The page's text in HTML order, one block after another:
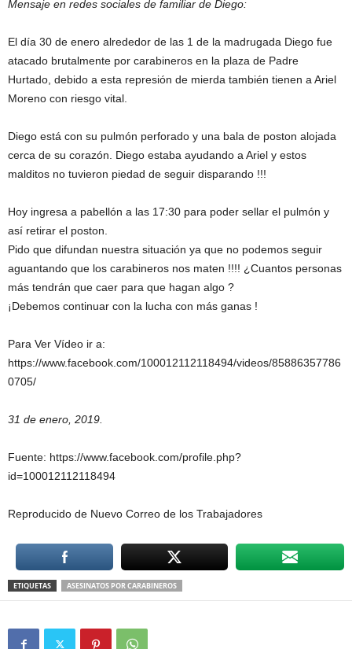
Mensaje en redes sociales de familiar de Diego:
El día 30 de enero alrededor de las 1 de la madrugada Diego fue
atacado brutalmente por carabineros en la plaza de Padre
Hurtado, debido a esta represión de mierda también tienen a Ariel
Moreno con riesgo vital.
Diego está con su pulmón perforado y una bala de poston alojada
cerca de su corazón. Diego estaba ayudando a Ariel y estos
malditos no tuvieron piedad de seguir disparando !!!
Hoy ingresa a pabellón a las 17:30 para poder sellar el pulmón y
así retirar el poston.
Pido que difundan nuestra situación ya que no podemos seguir
aguantando que los carabineros nos maten !!!! ¿Cuantos personas
más tendrán que caer para que hagan algo ?
¡Debemos continuar con la lucha con más ganas !
Para Ver Vídeo ir a:
https://www.facebook.com/100012112118494/videos/85886357786
0705/
31 de enero, 2019.
Fuente: https://www.facebook.com/profile.php?
id=100012112118494
Reproducido de Nuevo Correo de los Trabajadores
ETIQUETAS ASESINATOS POR CARABINEROS